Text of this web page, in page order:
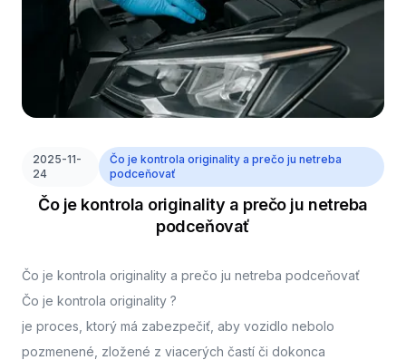
2025-11-
24
Čo je kontrola originality a prečo ju netreba
podceňovať
Čo je kontrola originality a prečo ju netreba
podceňovať
Čo je kontrola originality a prečo ju netreba podceňovať
Čo je kontrola originality ?
je proces, ktorý má zabezpečiť, aby vozidlo nebolo
pozmenené, zložené z viacerých častí či dokonca